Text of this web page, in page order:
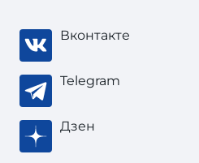
Вконтакте
Telegram
Дзен